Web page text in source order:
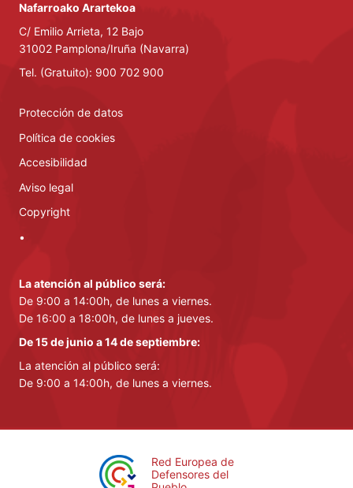
Nafarroako Arartekoa
C/ Emilio Arrieta, 12 Bajo
31002 Pamplona/Iruña (Navarra)
Tel. (Gratuito): 900 702 900
Protección de datos
Política de cookies
Accesibilidad
Aviso legal
Copyright
•
La atención al público será:
De 9:00 a 14:00h, de lunes a viernes.
De 16:00 a 18:00h, de lunes a jueves.
De 15 de junio a 14 de septiembre:
La atención al público será:
De 9:00 a 14:00h, de lunes a viernes.
Red Europea de
Defensores del